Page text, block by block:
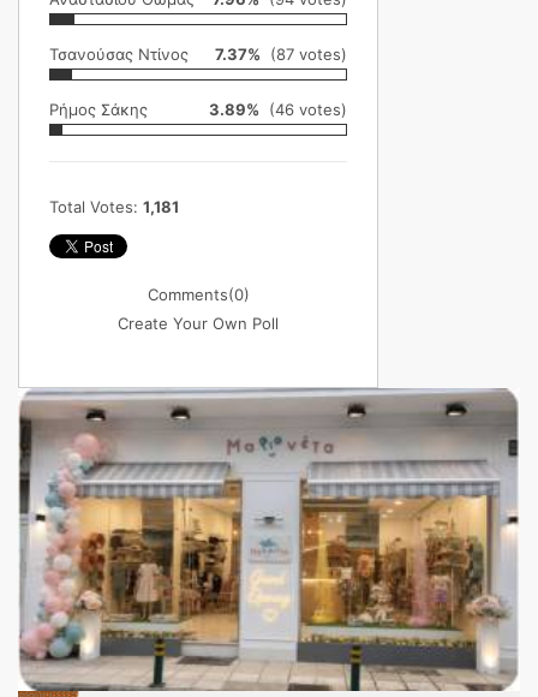
Τσανούσας Ντίνος 7.37% (87 votes)
Ρήμος Σάκης 3.89% (46 votes)
Total Votes: 1,181
Comments(0)
Create Your Own Poll